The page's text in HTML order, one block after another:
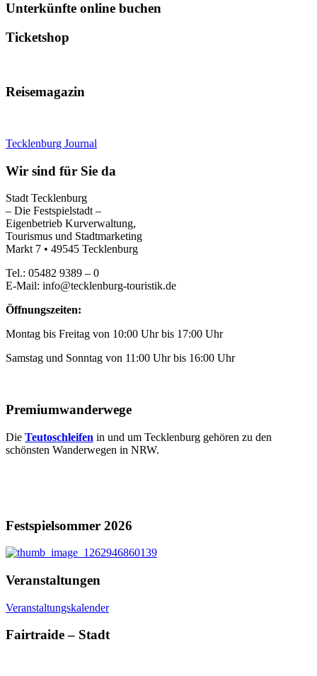
Unterkünfte online buchen
Ticketshop
Reisemagazin
Tecklenburg Journal
Wir sind für Sie da
Stadt Tecklenburg
– Die Festspielstadt –
Eigenbetrieb Kurverwaltung,
Tourismus und Stadtmarketing
Markt 7 • 49545 Tecklenburg
Tel.: 05482 9389 – 0
E-Mail: info@tecklenburg-touristik.de
Öffnungszeiten:
Montag bis Freitag von 10:00 Uhr bis 17:00 Uhr
Samstag und Sonntag von 11:00 Uhr bis 16:00 Uhr
Premiumwanderwege
Die Teutoschleifen in und um Tecklenburg gehören zu den
schönsten Wanderwegen in NRW.
Festspielsommer 2026
Veranstaltungen
Veranstaltungskalender
Fairtraide – Stadt